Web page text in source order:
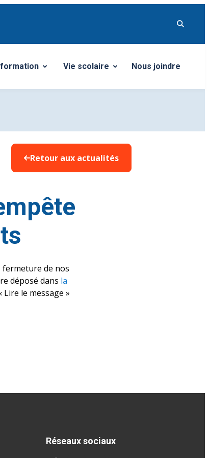
Fermer le sous-menu
Vie scolaire
Ouvrir/Fermer le sous-menu
Nous joindre
Retour aux actualités
fermeture de nos
déposé dans la
le message »
Réseaux sociaux